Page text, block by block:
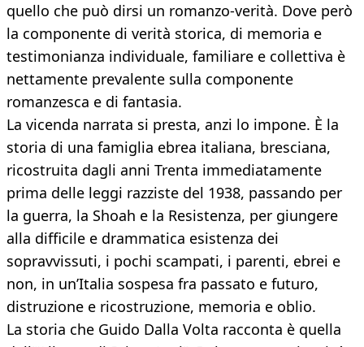
quello che può dirsi un romanzo-verità. Dove però
la componente di verità storica, di memoria e
testimonianza individuale, familiare e collettiva è
nettamente prevalente sulla componente
romanzesca e di fantasia.
La vicenda narrata si presta, anzi lo impone. È la
storia di una famiglia ebrea italiana, bresciana,
ricostruita dagli anni Trenta immediatamente
prima delle leggi razziste del 1938, passando per
la guerra, la Shoah e la Resistenza, per giungere
alla difficile e drammatica esistenza dei
sopravvissuti, i pochi scampati, i parenti, ebrei e
non, in un’Italia sospesa fra passato e futuro,
distruzione e ricostruzione, memoria e oblio.
La storia che Guido Dalla Volta racconta è quella